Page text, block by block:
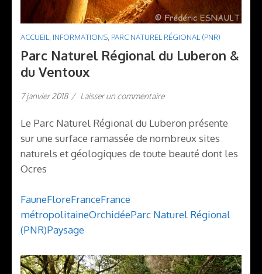
ACCUEIL INFORMATIONS PARC NATUREL RÉGIONAL (PNR)
Parc Naturel Régional du Luberon &
du Ventoux
7 janvier 2018 / Laisser un commentaire
Le Parc Naturel Régional du Luberon présente
sur une surface ramassée de nombreux sites
naturels et géologiques de toute beauté dont les
Ocres
FauneFloreFranceFrance
métropolitaineOrchidéeParc Naturel Régional
(PNR)Paysage